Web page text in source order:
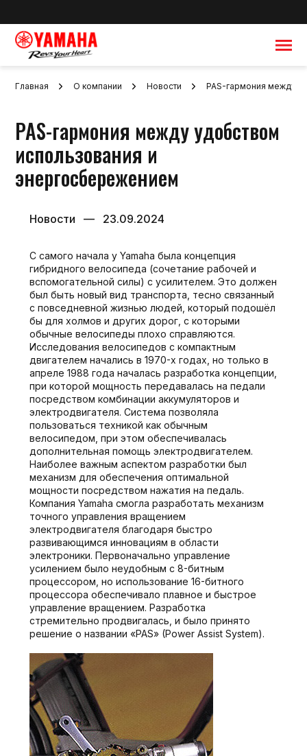
Главная
О компании
Обратная связь
Главная О компании Новости PAS-гармония между
PAS-гармония между удобством
использования и
энергосбережением
Новости — 23.09.2024
С самого начала у Yamaha была концепция
гибридного велосипеда (сочетание рабочей и
вспомогательной силы) с усилителем. Это должен
был быть новый вид транспорта, тесно связанный
с повседневной жизнью людей, который подошёл
бы для холмов и других дорог, с которыми
обычные велосипеды плохо справляются.
Исследования велосипедов с компактным
двигателем начались в 1970-х годах, но только в
апреле 1988 года началась разработка концепции,
при которой мощность передавалась на педали
посредством комбинации аккумуляторов и
электродвигателя. Система позволяла
пользоваться техникой как обычным
велосипедом, при этом обеспечивалась
дополнительная помощь электродвигателем.
Наиболее важным аспектом разработки был
механизм для обеспечения оптимальной
мощности посредством нажатия на педаль.
Компания Yamaha смогла разработать механизм
точного управления вращением
электродвигателя благодаря быстро
развивающимся инновациям в области
электроники. Первоначально управление
усилением было неудобным с 8-битным
процессором, но использование 16-битного
процессора обеспечивало плавное и быстрое
управление вращением. Разработка
стремительно продвигалась, и было принято
решение о названии «PAS» (Power Assist System).